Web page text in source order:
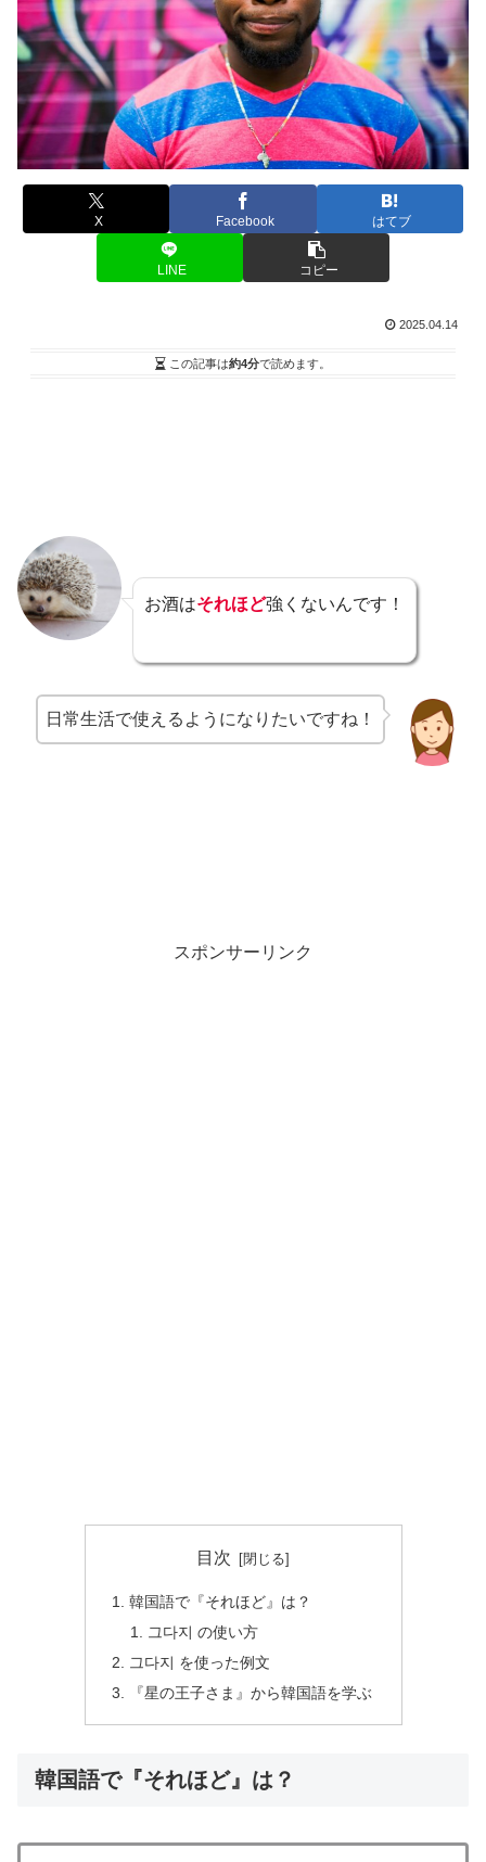
X Facebook はてブ
LINE コピー
2025.04.14
この記事は約4分で読めます。
お酒はそれほど強くないんです！
日常生活で使えるようになりたいですね！
スポンサーリンク
目次
韓国語で『それほど』は？
그다지 の使い方
그다지 を使った例文
『星の王子さま』から韓国語を学ぶ
韓国語で『それほど』は？